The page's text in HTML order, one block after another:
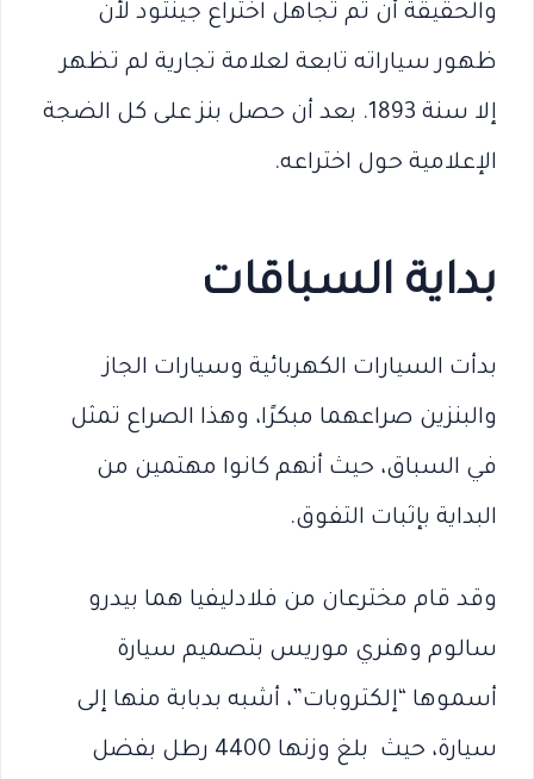
والحقيقة أن تم تجاهل اختراع جينتود لأن
ظهور سياراته تابعة لعلامة تجارية لم تظهر
إلا سنة 1893. بعد أن حصل بنز على كل الضجة
الإعلامية حول اختراعه.
بداية السباقات
بدأت السيارات الكهربائية وسيارات الجاز
والبنزين صراعهما مبكرًا، وهذا الصراع تمثل
في السباق، حيث أنهم كانوا مهتمين من
البداية بإثبات التفوق.
وقد قام مخترعان من فلادليفيا هما بيدرو
سالوم وهنري موريس بتصميم سيارة
أسموها “إلكتروبات”، أشبه بدبابة منها إلى
سيارة، حيث بلغ وزنها 4400 رطل بفضل